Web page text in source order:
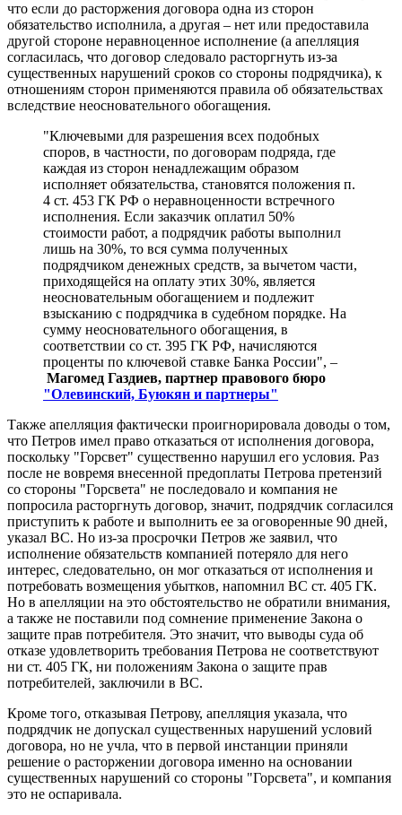
что если до расторжения договора одна из сторон
обязательство исполнила, а другая – нет или предоставила
другой стороне неравноценное исполнение (а апелляция
согласилась, что договор следовало расторгнуть из-за
существенных нарушений сроков со стороны подрядчика), к
отношениям сторон применяются правила об обязательствах
вследствие неосновательного обогащения.
"Ключевыми для разрешения всех подобных
споров, в частности, по договорам подряда, где
каждая из сторон ненадлежащим образом
исполняет обязательства, становятся положения п.
4 ст. 453 ГК РФ о неравноценности встречного
исполнения. Если заказчик оплатил 50%
стоимости работ, а подрядчик работы выполнил
лишь на 30%, то вся сумма полученных
подрядчиком денежных средств, за вычетом части,
приходящейся на оплату этих 30%, является
неосновательным обогащением и подлежит
взысканию с подрядчика в судебном порядке. На
сумму неосновательного обогащения, в
соответствии со ст. 395 ГК РФ, начисляются
проценты по ключевой ставке Банка России", –
Магомед Газдиев, партнер правового бюро
"Олевинский, Буюкян и партнеры"
Также апелляция фактически проигнорировала доводы о том,
что Петров имел право отказаться от исполнения договора,
поскольку "Горсвет" существенно нарушил его условия. Раз
после не вовремя внесенной предоплаты Петрова претензий
со стороны "Горсвета" не последовало и компания не
попросила расторгнуть договор, значит, подрядчик согласился
приступить к работе и выполнить ее за оговоренные 90 дней,
указал ВС. Но из-за просрочки Петров же заявил, что
исполнение обязательств компанией потеряло для него
интерес, следовательно, он мог отказаться от исполнения и
потребовать возмещения убытков, напомнил ВС ст. 405 ГК.
Но в апелляции на это обстоятельство не обратили внимания,
а также не поставили под сомнение применение Закона о
защите прав потребителя. Это значит, что выводы суда об
отказе удовлетворить требования Петрова не соответствуют
ни ст. 405 ГК, ни положениям Закона о защите прав
потребителей, заключили в ВС.
Кроме того, отказывая Петрову, апелляция указала, что
подрядчик не допускал существенных нарушений условий
договора, но не учла, что в первой инстанции приняли
решение о расторжении договора именно на основании
существенных нарушений со стороны "Горсвета", и компания
это не оспаривала.